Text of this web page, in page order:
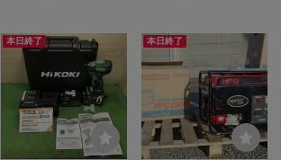
ョベル ミニローダー
ショベル 動画あり
本日終了 本日終了